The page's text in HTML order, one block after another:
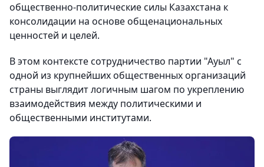
общественно-политические силы Казахстана к
консолидации на основе общенациональных
ценностей и целей.
В этом контексте сотрудничество партии "Ауыл" с
одной из крупнейших общественных организаций
страны выглядит логичным шагом по укреплению
взаимодействия между политическими и
общественными институтами.